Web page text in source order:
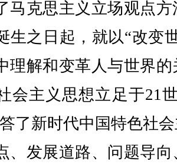
马克思主义立场观点
生之日起，就以“改变
理解和变革人与世界
会主义思想立足于21
了新时代中国特色社
、发展道路、问题导